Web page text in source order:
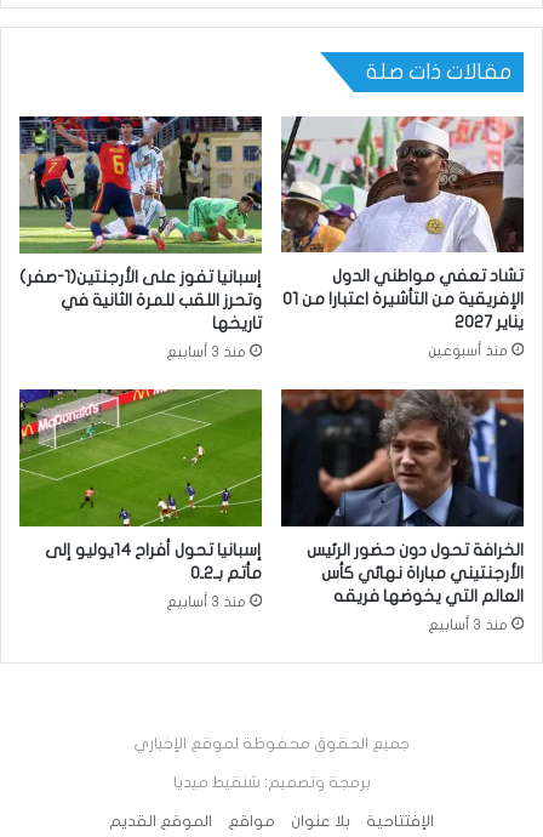
مقالات ذات صلة
تشاد تعفي مواطني الدول
الإفريقية من التأشيرة اعتبارا من 01
يناير 2027
منذ أسبوعين
إسبانيا تفوز على الأرجنتين(1-صفر)
وتحرز اللقب للمرة الثانية في
تاريخها
منذ 3 أسابيع
الخرافة تحول دون حضور الرئيس
الأرجنتيني مباراة نهائي كأس
العالم التي يخوضها فريقه
منذ 3 أسابيع
إسبانيا تحول أفراح 14يوليو إلى
مأتم بـ2ـ0
منذ 3 أسابيع
جميع الحقوق محفوظة لموقع الإخباري
برمجة وتصميم: شنقيط ميديا
الإفتتاحية بلا عنوان مواقع الموقع القديم